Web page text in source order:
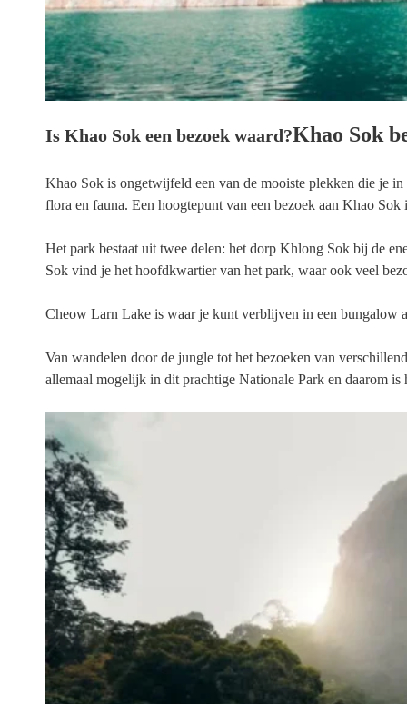
Is Khao Sok een bezoek waard?Khao Sok
Khao Sok is ongetwijfeld een van de mooiste plekken die je
flora en fauna. Een hoogtepunt van een bezoek aan Khao
Het park bestaat uit twee delen: het dorp Khlong Sok bij de
Sok vind je het hoofdkwartier van het park, waar ook veel
Cheow Larn Lake is waar je kunt verblijven in een bungalow
Van wandelen door de jungle tot het bezoeken van
allemaal mogelijk in dit prachtige Nationale Park en daarom